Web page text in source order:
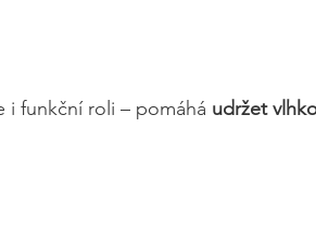
i funkční roli – pomáhá udržet